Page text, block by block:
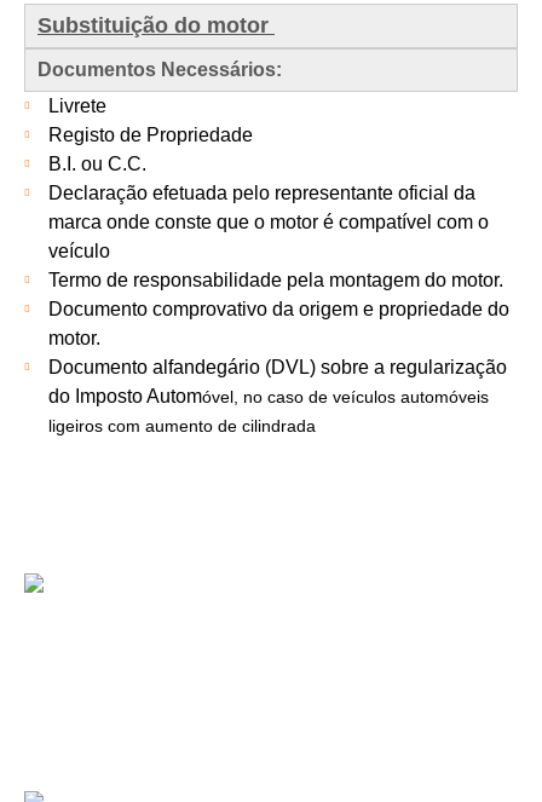
Substituição do motor
Documentos Necessários:
Livrete
Registo de Propriedade
B.I. ou C.C.
Declaração efetuada pelo representante oficial da
marca onde conste que o motor é compatível com o
veículo
Termo de responsabilidade pela montagem do motor.
Documento comprovativo da origem e propriedade do
motor.
Documento alfandegário (DVL) sobre a regularização
do Imposto Automóvel, no caso de veículos automóveis
ligeiros com aumento de cilindrada